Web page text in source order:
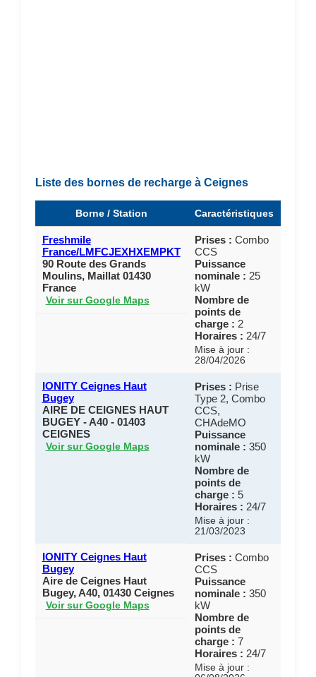
Liste des bornes de recharge à Ceignes
Borne / Station Caractéristiques
Freshmile
France/LMFCJEXHXEMPKT
90 Route des Grands
Moulins, Maillat 01430
France
Voir sur Google Maps
Prises : Combo
CCS
Puissance
nominale : 25
kW
Nombre de
points de
charge : 2
Horaires : 24/7
Mise à jour :
28/04/2026
IONITY Ceignes Haut
Bugey
AIRE DE CEIGNES HAUT
BUGEY - A40 - 01403
CEIGNES
Voir sur Google Maps
Prises : Prise
Type 2, Combo
CCS,
CHAdeMO
Puissance
nominale : 350
kW
Nombre de
points de
charge : 5
Horaires : 24/7
Mise à jour :
21/03/2023
IONITY Ceignes Haut
Bugey
Aire de Ceignes Haut
Bugey, A40, 01430 Ceignes
Voir sur Google Maps
Prises : Combo
CCS
Puissance
nominale : 350
kW
Nombre de
points de
charge : 7
Horaires : 24/7
Mise à jour :